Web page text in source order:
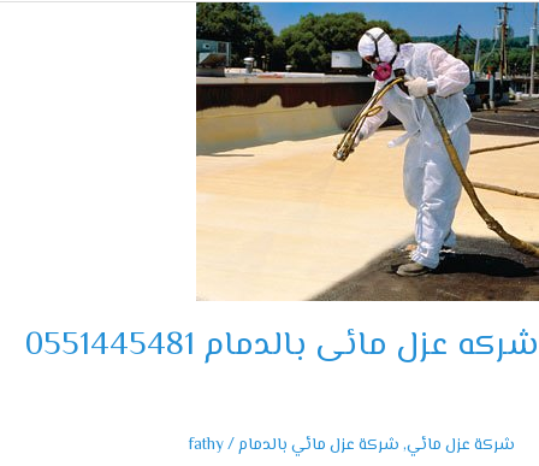
عزل مائى بالدمام 0551445481
شركة عزل مائي,شركة عزل مائي بالدمام/
fathy